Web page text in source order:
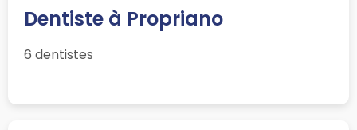
Dentiste à Propriano
6 dentistes